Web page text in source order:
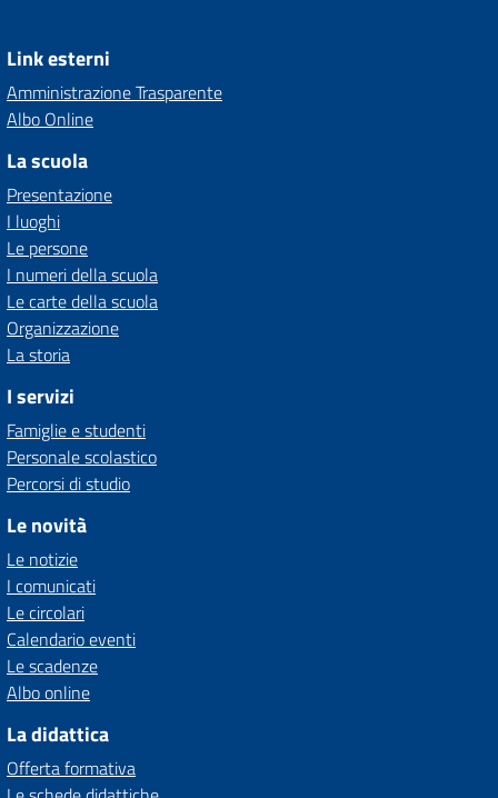
Link esterni
Amministrazione Trasparente
Albo Online
La scuola
Presentazione
I luoghi
Le persone
I numeri della scuola
Le carte della scuola
Organizzazione
La storia
I servizi
Famiglie e studenti
Personale scolastico
Percorsi di studio
Le novità
Le notizie
I comunicati
Le circolari
Calendario eventi
Le scadenze
Albo online
La didattica
Offerta formativa